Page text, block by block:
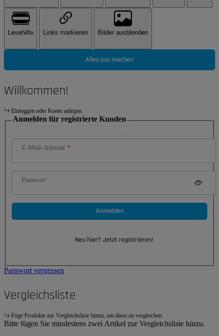
Lesehilfe Links markieren Bilder ausblenden
Alles aus machen
Willkommen!
Einloggen oder Konto anlegen.
Anmelden für registrierte Kunden
E-Mail-Adresse
Passwort
Anmelden
Neu hier? Jetzt registrieren!
Passwort vergessen
Vergleichsliste
Füge Produkte zur Vergleichsliste hinzu, um diese zu vergleichen.
Bitte fügen Sie mindestens zwei Artikel zur Vergleichsliste hinzu.